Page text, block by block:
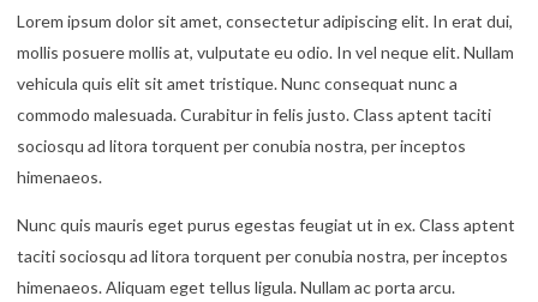
Lorem ipsum dolor sit amet, consectetur adipiscing elit. In erat dui,
mollis posuere mollis at, vulputate eu odio. In vel neque elit. Nullam
vehicula quis elit sit amet tristique. Nunc consequat nunc a
commodo malesuada. Curabitur in felis justo. Class aptent taciti
sociosqu ad litora torquent per conubia nostra, per inceptos
himenaeos.
Nunc quis mauris eget purus egestas feugiat ut in ex. Class aptent
taciti sociosqu ad litora torquent per conubia nostra, per inceptos
himenaeos. Aliquam eget tellus ligula. Nullam ac porta arcu.